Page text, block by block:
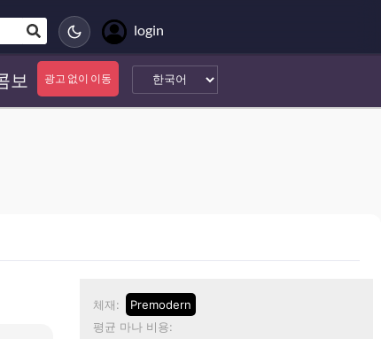
login
보 광고 없이 이동
체재:
Premodern
평균 마나 비용: